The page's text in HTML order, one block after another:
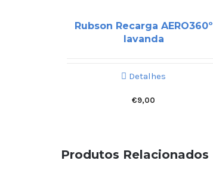
Rubson Recarga AERO360º
lavanda
Detalhes
€9,00
Produtos Relacionados